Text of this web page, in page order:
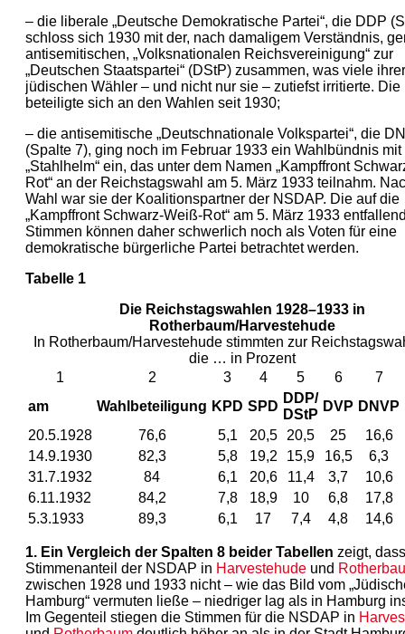
– die liberale „Deutsche Demokratische Partei“, die DDP
schloss sich 1930 mit der, nach damaligem Verständnis,
antisemitischen, „Volksnationalen Reichsvereinigung“ zur
„Deutschen Staatspartei“ (DStP) zusammen, was viele ihrer
jüdischen Wähler – und nicht nur sie – zutiefst irritierte. Die
beteiligte sich an den Wahlen seit 1930;
– die antisemitische „Deutschnationale Volkspartei“, die
(Spalte 7), ging noch im Februar 1933 ein Wahlbündnis mit
„Stahlhelm“ ein, das unter dem Namen „Kampffront
Rot“ an der Reichstagswahl am 5. März 1933 teilnahm.
Wahl war sie der Koalitionspartner der NSDAP. Die auf die
„Kampffront Schwarz-Weiß-Rot“ am 5. März 1933
Stimmen können daher schwerlich noch als Voten für eine
demokratische bürgerliche Partei betrachtet werden.
Tabelle 1
Die Reichstagswahlen 1928–1933 in
Rotherbaum/Harvestehude
In Rotherbaum/Harvestehude stimmten zur
die … in Prozent
1
2 3 4 5 6
7
am
Wahlbeteiligung KPD SPD
DDP/
DStP
DVP DNVP
20.5.1928
76,6 5,1 20,5 20,5 25
16,6
14.9.1930
82,3 5,8 19,2 15,9 16,5
6,3
31.7.1932
84 6,1 20,6 11,4 3,7
10,6
6.11.1932
84,2 7,8 18,9 10 6,8
17,8
5.3.1933
89,3 6,1 17 7,4 4,8 14,6
1. Ein Vergleich der Spalten 8 beider Tabellen zeigt,
Stimmenanteil der NSDAP in Harvestehude und
zwischen 1928 und 1933 nicht – wie das Bild vom
Hamburg“ vermuten ließe – niedriger lag als in Hamburg
Im Gegenteil stiegen die Stimmen für die NSDAP in